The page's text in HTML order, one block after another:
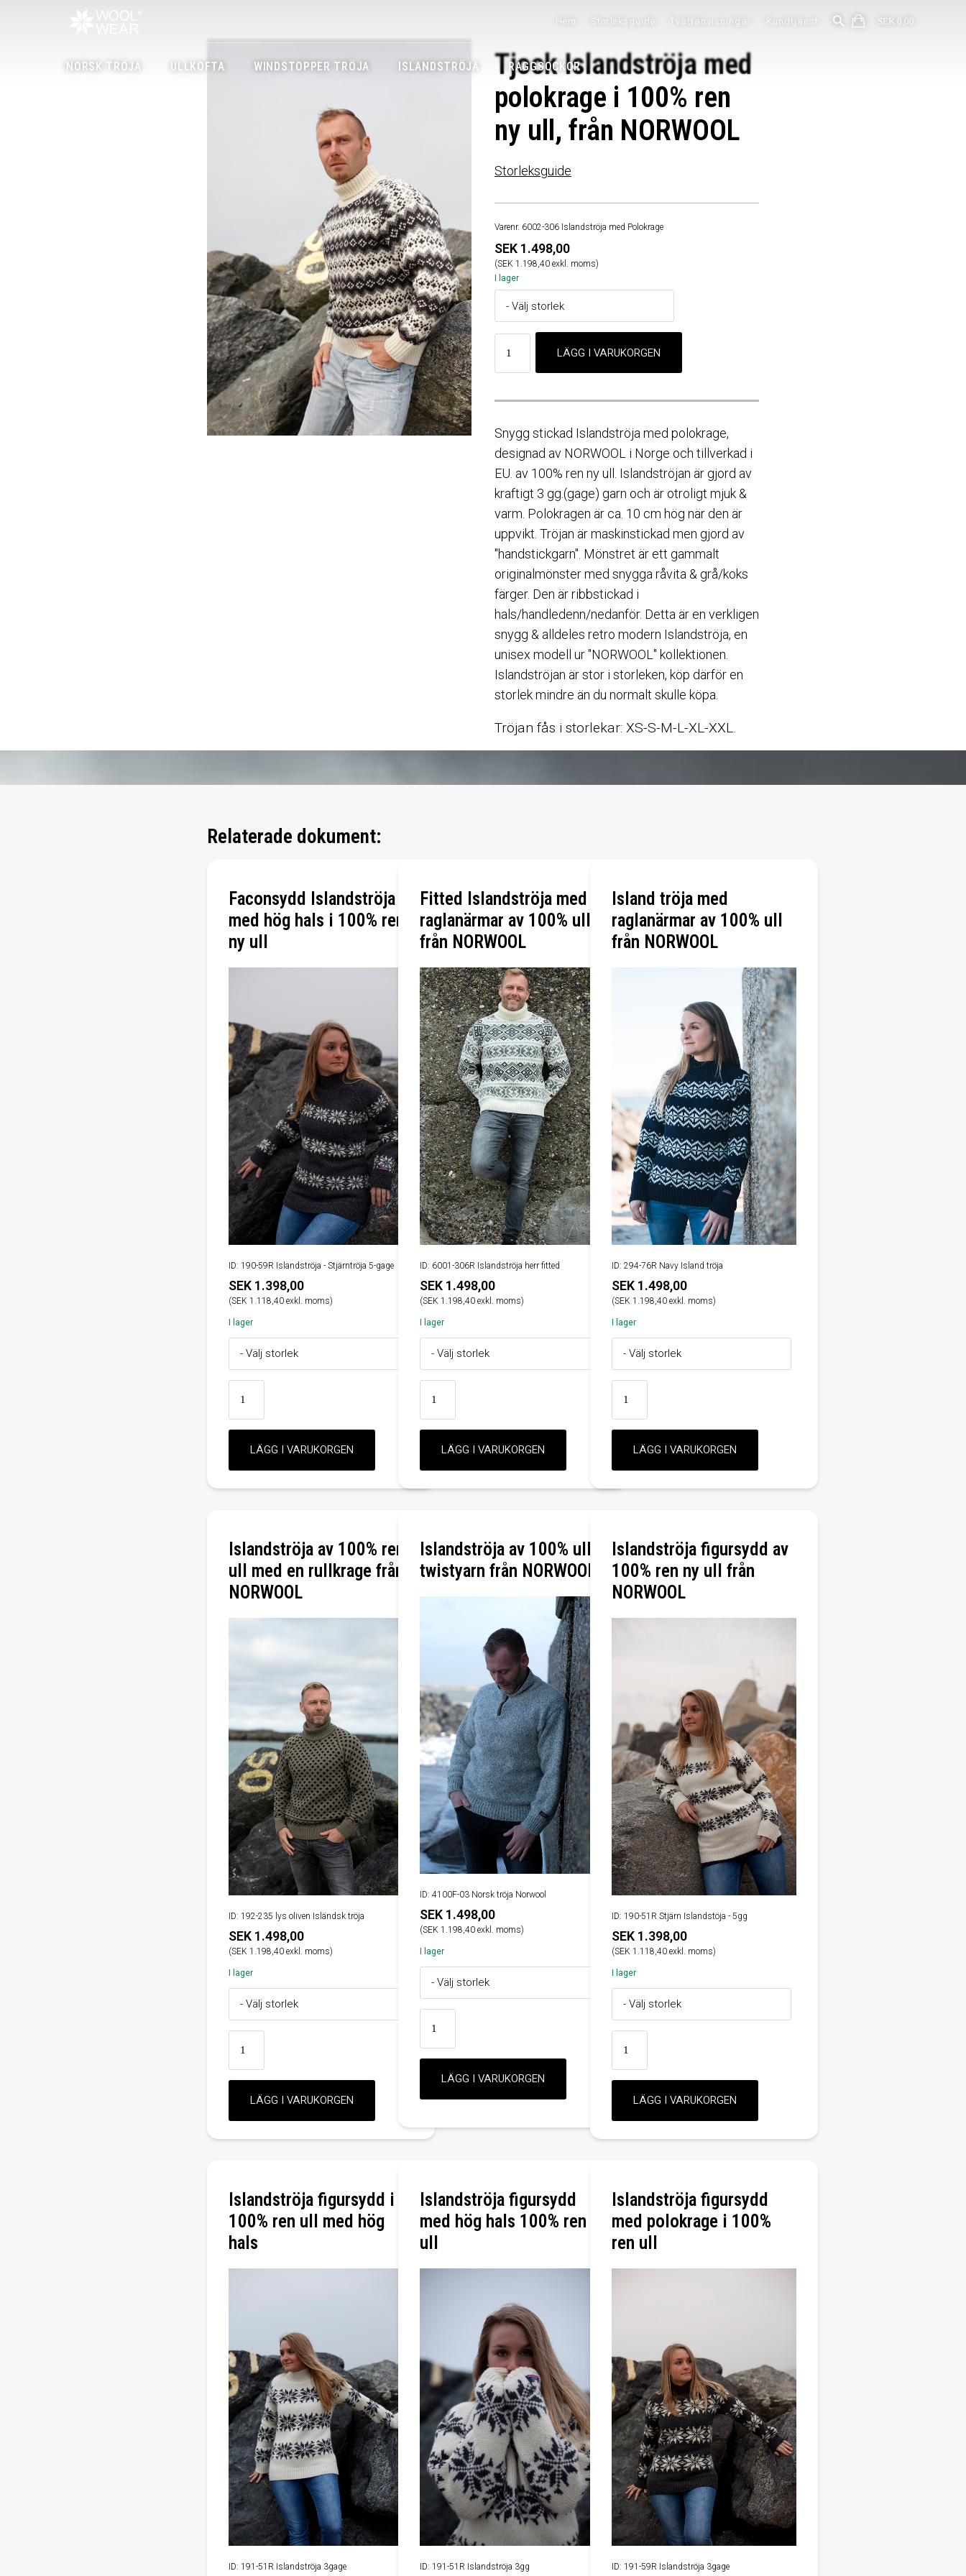
SEK 0,00
Hem Storleksguide Tvättanvisningar Kundtjänst
NORSK TRÖJA ULLKOFTA WINDSTOPPER TRÖJA ISLANDSTRÖJA RAGGSOCKOR
Tjock Islandströja med
polokrage i 100% ren
ny ull, från NORWOOL
Storleksguide
Varenr. 6002-306 Islandströja med Polokrage
SEK 1.498,00
(SEK 1.198,40 exkl. moms)
I lager
Snygg stickad Islandströja med polokrage,
designad av NORWOOL i Norge och tillverkad i
EU. av 100% ren ny ull. Islandströjan är gjord av
kraftigt 3 gg.(gage) garn och är otroligt mjuk &
varm. Polokragen är ca. 10 cm hög när den är
uppvikt. Tröjan är maskinstickad men gjord av
"handstickgarn". Mönstret är ett gammalt
originalmönster med snygga råvita & grå/koks
färger. Den är ribbstickad i
hals/handledenn/nedanför. Detta är en verkligen
snygg & alldeles retro modern Islandströja, en
unisex modell ur "NORWOOL" kollektionen.
Islandströjan är stor i storleken, köp därför en
storlek mindre än du normalt skulle köpa.
Tröjan fås i storlekar: XS-S-M-L-XL-XXL.
Relaterade dokument:
Faconsydd Islandströja
med hög hals i 100% ren
ny ull
ID: 190-59R Islandströja - Stjärntröja 5-gage
SEK 1.398,00
(SEK 1.118,40 exkl. moms)
I lager
Fitted Islandströja med
raglanärmar av 100% ull
från NORWOOL
ID: 6001-306R Islandströja herr fitted
SEK 1.498,00
(SEK 1.198,40 exkl. moms)
I lager
Island tröja med
raglanärmar av 100% ull
från NORWOOL
ID: 294-76R Navy Island tröja
SEK 1.498,00
(SEK 1.198,40 exkl. moms)
I lager
Islandströja av 100% ren
ull med en rullkrage från
NORWOOL
ID: 192-235 lys oliven Isländsk tröja
SEK 1.498,00
(SEK 1.198,40 exkl. moms)
I lager
Islandströja av 100% ull
twistyarn från NORWOOL
ID: 4100F-03 Norsk tröja Norwool
SEK 1.498,00
(SEK 1.198,40 exkl. moms)
I lager
Islandströja figursydd av
100% ren ny ull från
NORWOOL
ID: 190-51R Stjärn Islandstöja - 5gg
SEK 1.398,00
(SEK 1.118,40 exkl. moms)
I lager
Islandströja figursydd i
100% ren ull med hög
hals
ID: 191-51R Islandströja 3gage
Islandströja figursydd
med hög hals 100% ren
ull
ID: 191-51R Islandströja 3gg
Islandströja figursydd
med polokrage i 100%
ren ull
ID: 191-59R Islandströja 3gage